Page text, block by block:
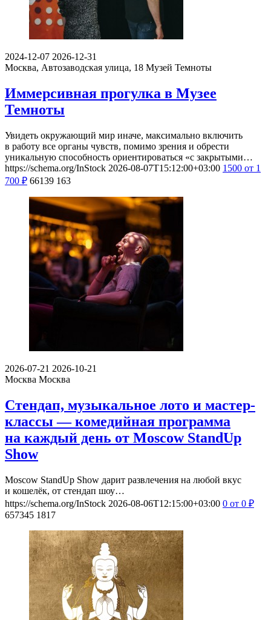
2024-12-07 2026-12-31
Москва, Автозаводская улица, 18 Музей Темноты
Иммерсивная прогулка в Музее
Темноты
Увидеть окружающий мир иначе, максимально включить
в работу все органы чувств, помимо зрения и обрести
уникальную способность ориентироваться «с закрытыми…
https://schema.org/InStock 2026-08-07T15:12:00+03:00 1500 от 1
700 ₽ 66139 163
2026-07-21 2026-10-21
Москва Москва
Стендап, музыкальное лото и мастер-
классы — комедийная программа
на каждый день от Moscow StandUp
Show
Moscow StandUp Show дарит развлечения на любой вкус
и кошелёк, от стендап шоу…
https://schema.org/InStock 2026-08-06T12:15:00+03:00 0 от 0 ₽
657345 1817